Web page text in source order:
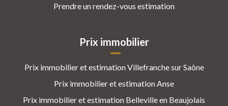
Prendre un rendez-vous estimation
Prix immobilier
Prix immobilier et estimation Villefranche sur Saône
Prix immobilier et estimation Anse
Prix immobilier et estimation Belleville en Beaujolais